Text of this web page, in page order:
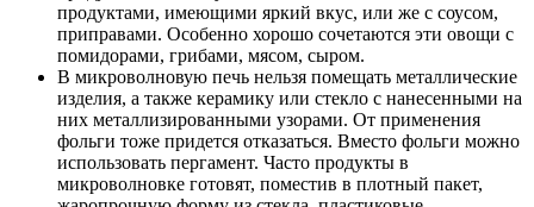
продуктами, имеющими яркий вкус, или же с соусом,
приправами. Особенно хорошо сочетаются эти овощи с
помидорами, грибами, мясом, сыром.
В микроволновую печь нельзя помещать металлические
изделия, а также керамику или стекло с нанесенными на
них металлизированными узорами. От применения
фольги тоже придется отказаться. Вместо фольги можно
использовать пергамент. Часто продукты в
микроволновке готовят, поместив в плотный пакет,